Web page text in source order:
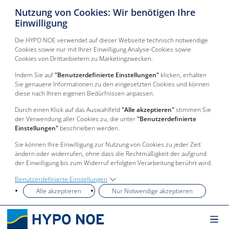
Nutzung von Cookies: Wir benötigen Ihre
Einwilligung
Die HYPO NOE verwendet auf dieser Webseite technisch notwendige
Cookies sowie nur mit Ihrer Einwilligung Analyse-Cookies sowie
Cookies von Drittanbietern zu Marketingzwecken.
Indem Sie auf"Benutzerdefinierte Einstellungen" klicken, erhalten
Sie genauere Informationen zu den eingesetzten Cookies und können
diese nach Ihren eigenen Bedürfnissen anpassen.
Durch einen Klick auf das Auswahlfeld "Alle akzeptieren"stimmen Sie
der Verwendung aller Cookies zu, die unter"Benutzerdefinierte
Einstellungen" beschrieben werden.
Sie können Ihre Einwilligung zur Nutzung von Cookies zu jeder Zeit
ändern oder widerrufen, ohne dass die Rechtmäßigkeit der aufgrund
der Einwilligung bis zum Widerruf erfolgten Verarbeitung berührt wird.
Benutzerdefinierte Einstellungen
Alle akzeptieren
Nur Notwendige akzeptieren